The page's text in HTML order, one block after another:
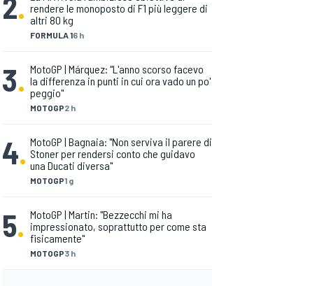
FORMULA 16 h
rendere le monoposto di F1 più leggere di
altri 80 kg
3.
MOTOGP2 h
MotoGP | Márquez: "L'anno scorso facevo
la differenza in punti in cui ora vado un po'
peggio"
4.
MOTOGP1 g
MotoGP | Bagnaia: "Non serviva il parere di
Stoner per rendersi conto che guidavo
una Ducati diversa"
5.
MOTOGP3 h
MotoGP | Martin: "Bezzecchi mi ha
impressionato, soprattutto per come sta
fisicamente"